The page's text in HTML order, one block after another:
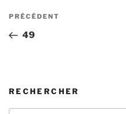
Navigation
l’article
Article
précédent
PRÉCÉDENT
49
RECHERCHER